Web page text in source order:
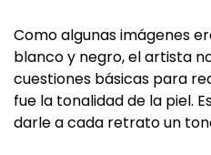
Como algunas imágenes
blanco y negro, el artista
cuestiones básicas para
fue la tonalidad de la piel.
darle a cada retrato un